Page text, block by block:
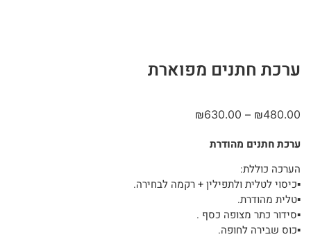
ערכת חתנים מפוארת
₪480.00
–
₪630.00
ערכת חתנים מהודרת
הערכה כוללת:
▪︎כיסוי לטלית ולתפילין + רקמה לבחירה.
▪︎טלית מהודרת.
▪︎סידור כתר מצופה כסף .
▪︎כוס שבירה לחופה.